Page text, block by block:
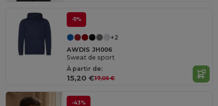
-11%
+2
AWDIS JH006
Sweat de sport
À partir de:
15,20 €17,05 €
-43%